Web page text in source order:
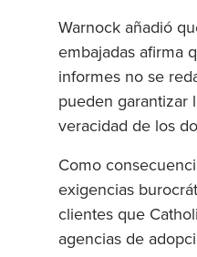
Warnock añadió
embajadas afirma
informes no se
pueden garantizar
veracidad de los
Como
exigencias
clientes que
agencias de